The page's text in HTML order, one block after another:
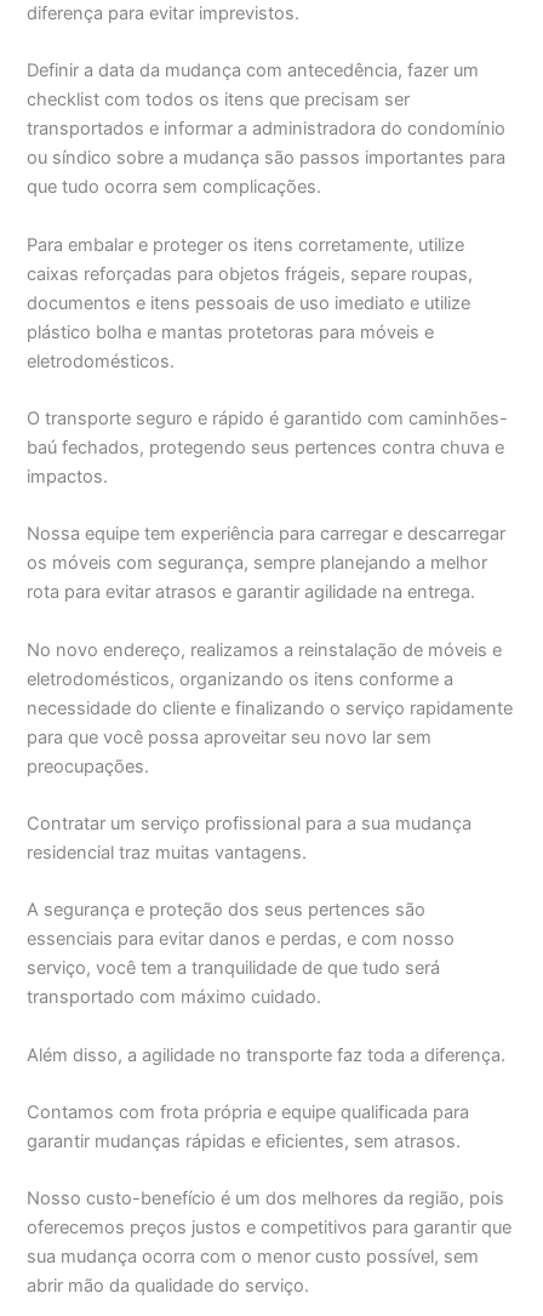
diferença para evitar imprevistos.
Definir a data da mudança com antecedência, fazer um
checklist com todos os itens que precisam ser
transportados e informar a administradora do condomínio
ou síndico sobre a mudança são passos importantes para
que tudo ocorra sem complicações.
Para embalar e proteger os itens corretamente, utilize
caixas reforçadas para objetos frágeis, separe roupas,
documentos e itens pessoais de uso imediato e utilize
plástico bolha e mantas protetoras para móveis e
eletrodomésticos.
O transporte seguro e rápido é garantido com caminhões-
baú fechados, protegendo seus pertences contra chuva e
impactos.
Nossa equipe tem experiência para carregar e descarregar
os móveis com segurança, sempre planejando a melhor
rota para evitar atrasos e garantir agilidade na entrega.
No novo endereço, realizamos a reinstalação de móveis e
eletrodomésticos, organizando os itens conforme a
necessidade do cliente e finalizando o serviço rapidamente
para que você possa aproveitar seu novo lar sem
preocupações.
Contratar um serviço profissional para a sua mudança
residencial traz muitas vantagens.
A segurança e proteção dos seus pertences são
essenciais para evitar danos e perdas, e com nosso
serviço, você tem a tranquilidade de que tudo será
transportado com máximo cuidado.
Além disso, a agilidade no transporte faz toda a diferença.
Contamos com frota própria e equipe qualificada para
garantir mudanças rápidas e eficientes, sem atrasos.
Nosso custo-benefício é um dos melhores da região, pois
oferecemos preços justos e competitivos para garantir que
sua mudança ocorra com o menor custo possível, sem
abrir mão da qualidade do serviço.